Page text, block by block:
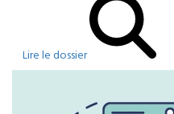
Lire le dossier